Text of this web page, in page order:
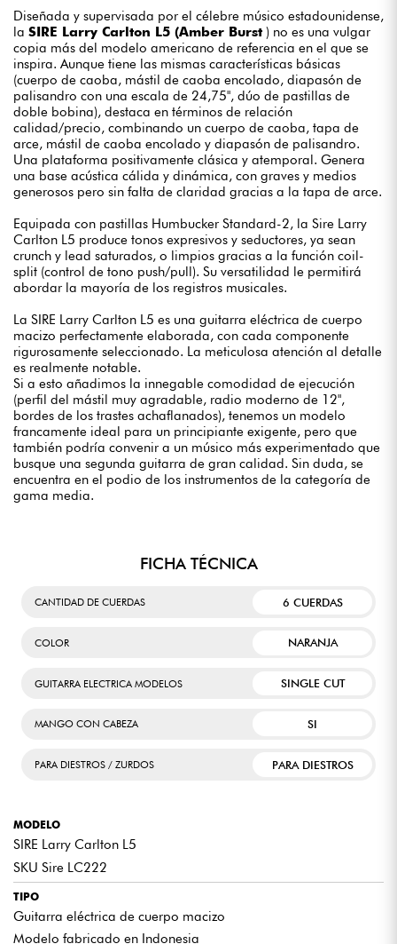
Diseñada y supervisada por el célebre músico estadounidense,
la SIRE Larry Carlton L5 (Amber Burst ) no es una vulgar
copia más del modelo americano de referencia en el que se
inspira. Aunque tiene las mismas características básicas
(cuerpo de caoba, mástil de caoba encolado, diapasón de
palisandro con una escala de 24,75", dúo de pastillas de
doble bobina), destaca en términos de relación
calidad/precio, combinando un cuerpo de caoba, tapa de
arce, mástil de caoba encolado y diapasón de palisandro.
Una plataforma positivamente clásica y atemporal. Genera
una base acústica cálida y dinámica, con graves y medios
generosos pero sin falta de claridad gracias a la tapa de arce.
Equipada con pastillas Humbucker Standard-2, la Sire Larry
Carlton L5 produce tonos expresivos y seductores, ya sean
crunch y lead saturados, o limpios gracias a la función coil-
split (control de tono push/pull). Su versatilidad le permitirá
abordar la mayoría de los registros musicales.
La SIRE Larry Carlton L5 es una guitarra eléctrica de cuerpo
macizo perfectamente elaborada, con cada componente
rigurosamente seleccionado. La meticulosa atención al detalle
es realmente notable.
Si a esto añadimos la innegable comodidad de ejecución
(perfil del mástil muy agradable, radio moderno de 12",
bordes de los trastes achaflanados), tenemos un modelo
francamente ideal para un principiante exigente, pero que
también podría convenir a un músico más experimentado que
busque una segunda guitarra de gran calidad. Sin duda, se
encuentra en el podio de los instrumentos de la categoría de
gama media.
FICHA TÉCNICA
CANTIDAD DE CUERDAS 6 CUERDAS
COLOR NARANJA
GUITARRA ELECTRICA MODELOS SINGLE CUT
MANGO CON CABEZA SI
PARA DIESTROS / ZURDOS PARA DIESTROS
MODELO
SIRE Larry Carlton L5
SKU Sire LC222
TIPO
Guitarra eléctrica de cuerpo macizo
Modelo fabricado en Indonesia